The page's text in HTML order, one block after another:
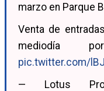
marzo en Parque
Venta de
mediodía
pic.twitter.com/
— Lotus